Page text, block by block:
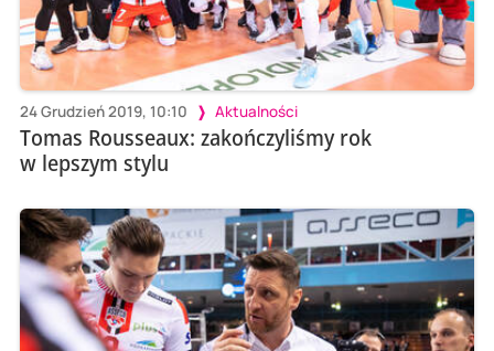
24 Grudzień 2019, 10:10 Aktualności
Tomas Rousseaux: zakończyliśmy rok
w lepszym stylu